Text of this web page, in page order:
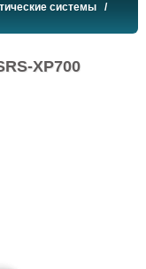
системы /
XP700